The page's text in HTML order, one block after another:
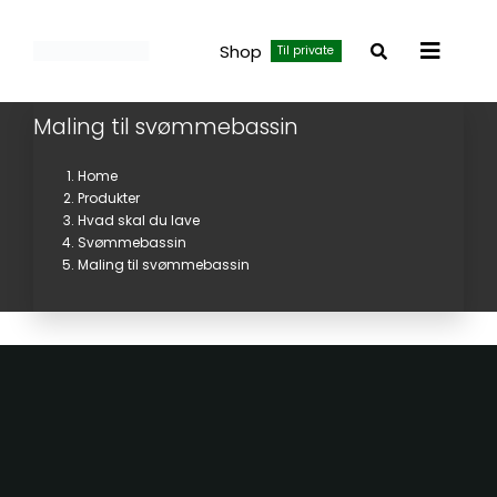
Shop Til private
Toggle
Maling til svømmebassin
Home
Produkter
Hvad skal du lave
Svømmebassin
Maling til svømmebassin